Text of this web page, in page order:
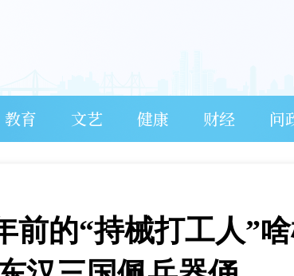
教育 文艺 健康 财经 问
前的“持械打工人”